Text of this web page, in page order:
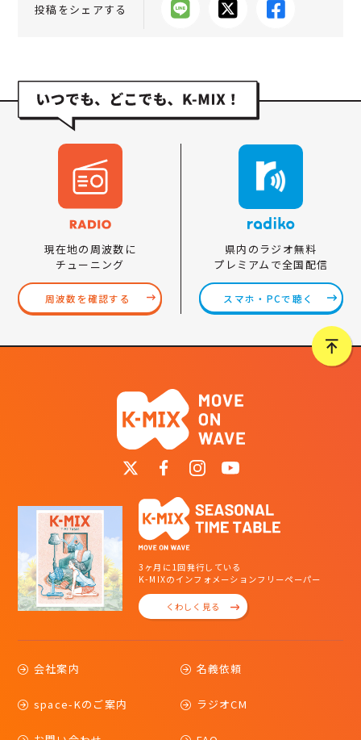
投稿をシェアする
現在地の周波数に
チューニング
周波数を確認する
県内のラジオ無料
プレミアムで全国配信
スマホ・PCで聴く
3ヶ月に1回発行している
K-MIXのインフォメーションフリーペーパー
くわしく見る
会社案内 名義依頼
space-Kのご案内 ラジオCM